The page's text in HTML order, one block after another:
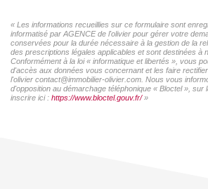
« Les informations recueillies sur ce formulaire sont
informatisé par AGENCE de l'olivier pour gérer votre
conservées pour la durée nécessaire à la gestion de la
des prescriptions légales applicables et sont destinées à
Conformément à la loi « informatique et libertés », vous
d'accès aux données vous concernant et les faire
l'olivier contact@immobilier-olivier.com. Nous vous
d'opposition au démarchage téléphonique « Bloctel », sur
inscrire ici : https://www.bloctel.gouv.fr/»